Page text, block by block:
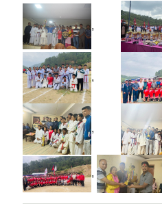
,
,
,
,